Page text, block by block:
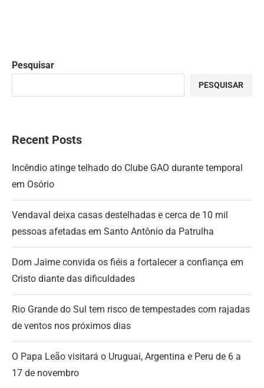
Pesquisar
PESQUISAR
Recent Posts
Incêndio atinge telhado do Clube GAO durante temporal
em Osório
Vendaval deixa casas destelhadas e cerca de 10 mil
pessoas afetadas em Santo Antônio da Patrulha
Dom Jaime convida os fiéis a fortalecer a confiança em
Cristo diante das dificuldades
Rio Grande do Sul tem risco de tempestades com rajadas
de ventos nos próximos dias
O Papa Leão visitará o Uruguai, Argentina e Peru de 6 a
17 de novembro